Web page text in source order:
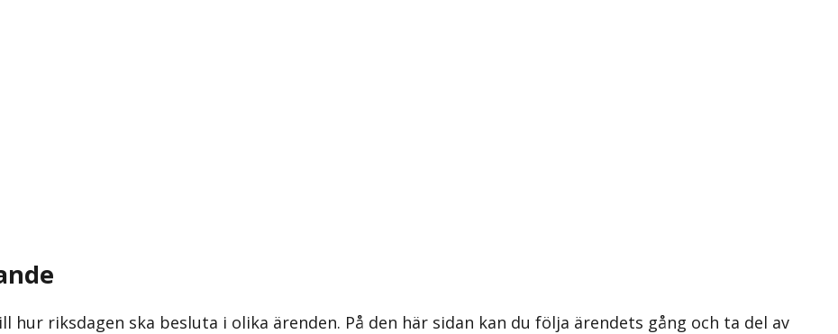
riksdagen ska besluta i olika ärenden. På den här sidan kan du följa ärendets gång och ta del av